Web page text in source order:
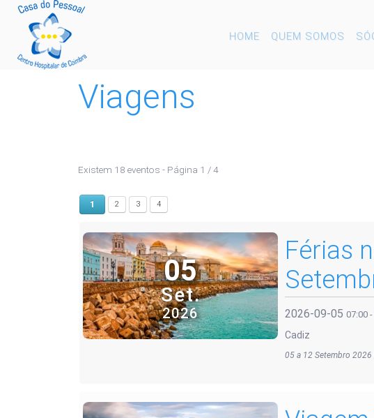
HOME QUEM SOMOS
Viagens
Existem 18 eventos - Página 1 / 4
1 2 3 4
05
Set.
2026
Férias
2026-09-05 07:00 -
Cadiz
05 a 12 Setembro 2026